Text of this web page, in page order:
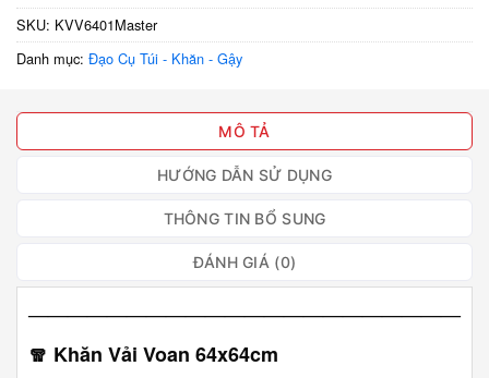
SKU: KVV6401Master
Danh mục: Đạo Cụ Túi - Khăn - Gậy
MÔ TẢ
HƯỚNG DẪN SỬ DỤNG
THÔNG TIN BỔ SUNG
ĐÁNH GIÁ (0)
――――――――――――――――――――――
🧣 Khăn Vải Voan 64x64cm